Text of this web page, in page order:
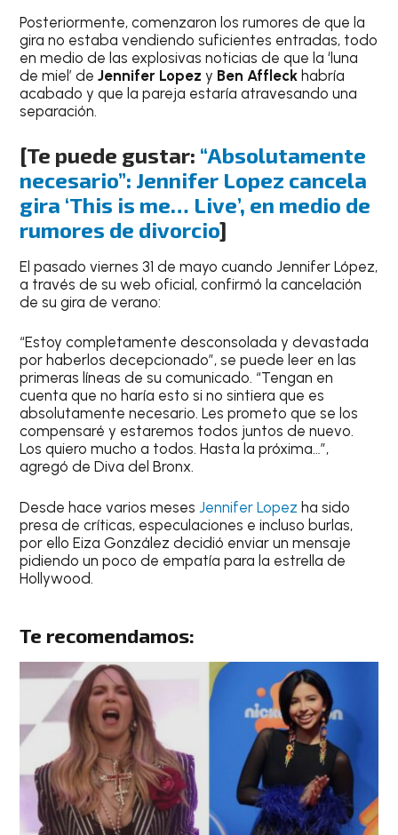
Posteriormente, comenzaron los rumores de que la
gira no estaba vendiendo suficientes entradas, todo
en medio de las explosivas noticias de que la ‘luna
de miel’ deJennifer Lopez y Ben Affleck habría
acabado y que la pareja estaría atravesando una
separación.
[Te puede gustar: “Absolutamente
necesario”: Jennifer Lopez cancela
gira ‘This is me… Live’, en medio de
rumores de divorcio]
El pasado viernes 31 de mayo cuando Jennifer López,
a través de su web oficial, confirmó la cancelación
de su gira de verano:
“Estoy completamente desconsolada y devastada
por haberlos decepcionado”, se puede leer en las
primeras líneas de su comunicado. “Tengan en
cuenta que no haría esto si no sintiera que es
absolutamente necesario. Les prometo que se los
compensaré y estaremos todos juntos de nuevo.
Los quiero mucho a todos. Hasta la próxima…”,
agregó de Diva del Bronx.
Desde hace varios meses Jennifer Lopez ha sido
presa de críticas, especulaciones e incluso burlas,
por ello Eiza González decidió enviar un mensaje
pidiendo un poco de empatía para la estrella de
Hollywood.
Te recomendamos: